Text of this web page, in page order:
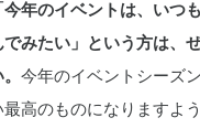
今年のイベントは、いつ
みたい」という方は、
今年のイベントシーズ
高のものになりますよう